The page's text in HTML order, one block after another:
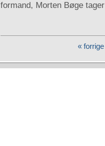
formand, Morten Bøge
« forrige